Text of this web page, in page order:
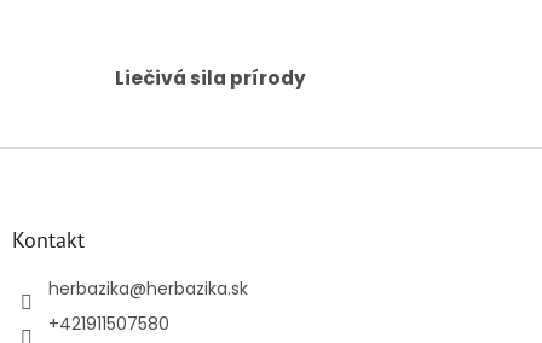
s
Liečivá sila prírody
Kontakt
herbazika@herbazika.sk
+421911507580